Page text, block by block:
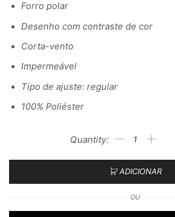
Forro polar
Desenho com contraste de cor
Corta-vento
Impermeável
Tipo de ajuste: regular
100% Poliéster
ADICIONAR
OU